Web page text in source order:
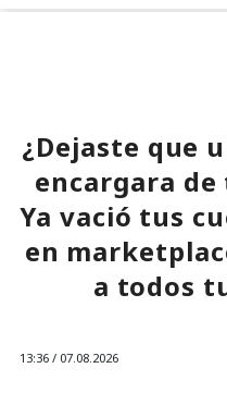
¿Dejaste que
encargara
Ya vació tus
en
a todos
13:36 / 07.08.2026